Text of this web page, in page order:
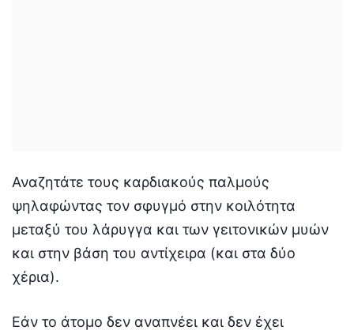
Αναζητάτε τους καρδιακούς παλμούς
ψηλαφώντας τον σφυγμό στην κοιλότητα
μεταξύ του λάρυγγα και των γειτονικών μυών
και στην βάση του αντίχειρα (και στα δύο
χέρια).
Εάν το άτομο δεν αναπνέει και δεν έχει